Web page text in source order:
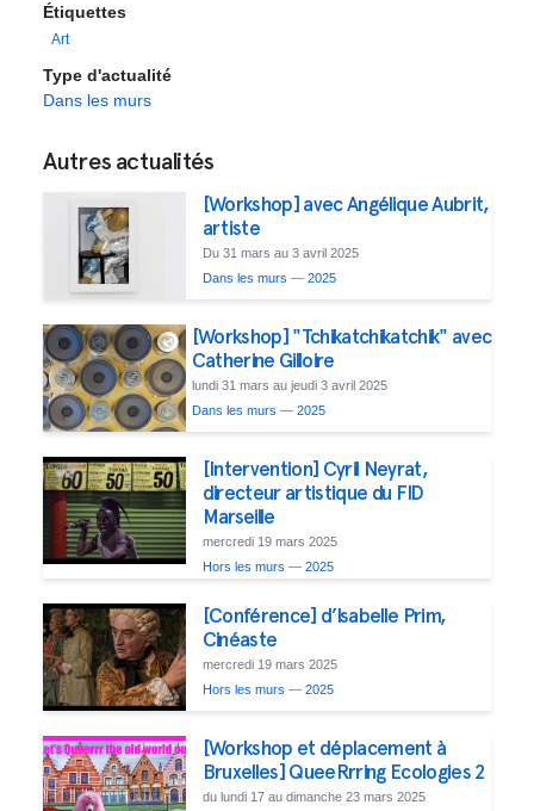
Étiquettes
Art
Type d'actualité
Dans les murs
Autres actualités
[Workshop] avec Angélique Aubrit,
artiste
Du 31 mars au 3 avril 2025
Dans les murs — 2025
[Workshop] "Tchikatchikatchik" avec
Catherine Gilloire
lundi 31 mars au jeudi 3 avril 2025
Dans les murs — 2025
[Intervention] Cyril Neyrat,
directeur artistique du FID
Marseille
mercredi 19 mars 2025
Hors les murs — 2025
[Conférence] d’Isabelle Prim,
Cinéaste
mercredi 19 mars 2025
Hors les murs — 2025
[Workshop et déplacement à
Bruxelles] QueeRrring Ecologies 2
du lundi 17 au dimanche 23 mars 2025